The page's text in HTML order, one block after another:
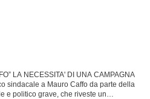
LA NECESSITA' DI UNA CAMPAGNA
sindacale a Mauro Caffo da parte della
e politico grave, che riveste un